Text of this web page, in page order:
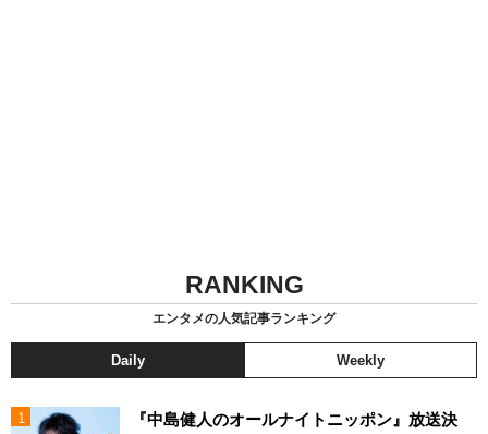
RANKING
エンタメの人気記事ランキング
Daily Weekly
『中島健人のオールナイトニッポン』放送決